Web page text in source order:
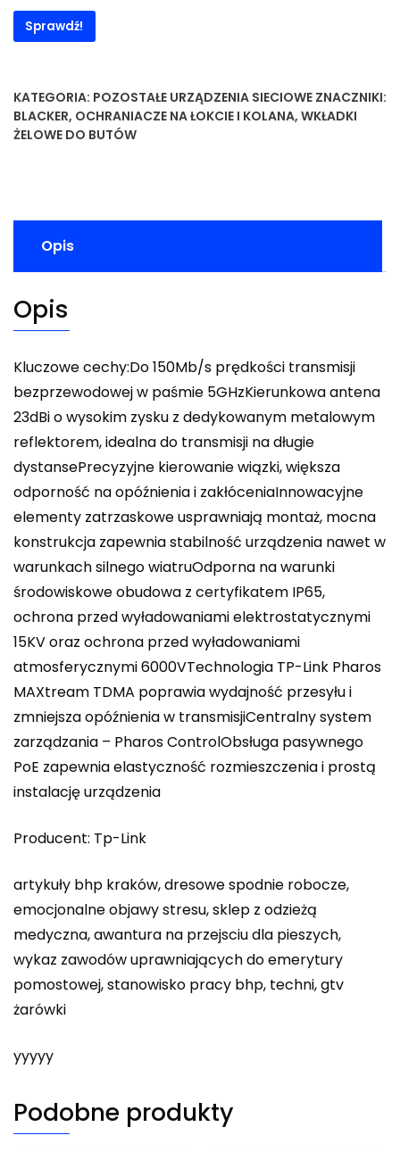
Sprawdź!
KATEGORIA: POZOSTAŁE URZĄDZENIA SIECIOWE ZNACZNIKI:
BLACKER, OCHRANIACZE NA ŁOKCIE I KOLANA, WKŁADKI
ŻELOWE DO BUTÓW
Opis
Opis
Kluczowe cechy:Do 150Mb/s prędkości transmisji
bezprzewodowej w paśmie 5GHzKierunkowa antena
23dBi o wysokim zysku z dedykowanym metalowym
reflektorem, idealna do transmisji na długie
dystansePrecyzyjne kierowanie wiązki, większa
odporność na opóźnienia i zakłóceniaInnowacyjne
elementy zatrzaskowe usprawniają montaż, mocna
konstrukcja zapewnia stabilność urządzenia nawet w
warunkach silnego wiatruOdporna na warunki
środowiskowe obudowa z certyfikatem IP65,
ochrona przed wyładowaniami elektrostatycznymi
15KV oraz ochrona przed wyładowaniami
atmosferycznymi 6000VTechnologia TP-Link Pharos
MAXtream TDMA poprawia wydajność przesyłu i
zmniejsza opóźnienia w transmisjiCentralny system
zarządzania – Pharos ControlObsługa pasywnego
PoE zapewnia elastyczność rozmieszczenia i prostą
instalację urządzenia
Producent: Tp-Link
artykuły bhp kraków, dresowe spodnie robocze,
emocjonalne objawy stresu, sklep z odzieżą
medyczna, awantura na przejsciu dla pieszych,
wykaz zawodów uprawniających do emerytury
pomostowej, stanowisko pracy bhp, techni, gtv
żarówki
yyyyy
Podobne produkty